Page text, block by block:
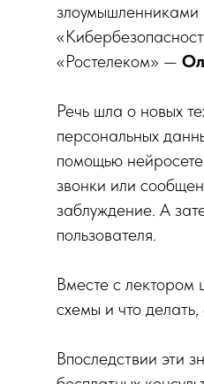
злоумышленниками
«Ростелеком» —
Речь шла о новых
персональных
помощью
звонки или
заблуждение. А
пользователя.
Вместе с лектором
схемы и что
Впоследствии эти